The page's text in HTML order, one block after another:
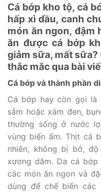
Cá bớp kho tộ, cá
hấp xì dầu, canh
món ăn ngon, đậm
ăn được cá bớp
giảm sữa, mất sữa?
thắc mắc qua bài
Cá bớp và thành phần
Cá bớp hay còn gọi là
sẫm hoặc xám đen,
thường sống ở nước
vùng biển ấm. Thịt cá
nhiên, không bị bở,
xương dăm. Da cá
các món ăn ngon và
dùng để chế biến các